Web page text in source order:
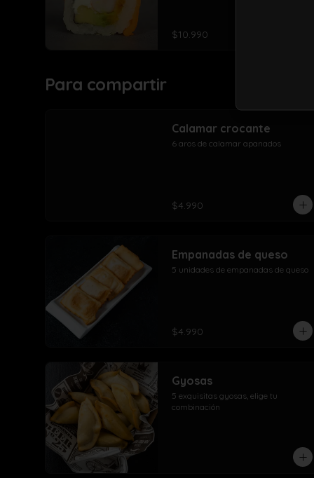
$10.990
Para compartir
Calamar crocante
6 aros de calamar apanados
$4.990
Empanadas de queso
5 unidades de empanadas de queso
$4.990
Gyosas
5 exquisitas gyosas, elige tu
combinación